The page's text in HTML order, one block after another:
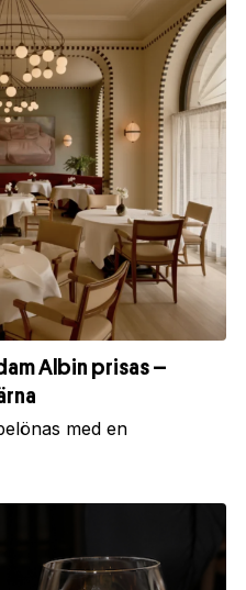
Albin prisas –
med en